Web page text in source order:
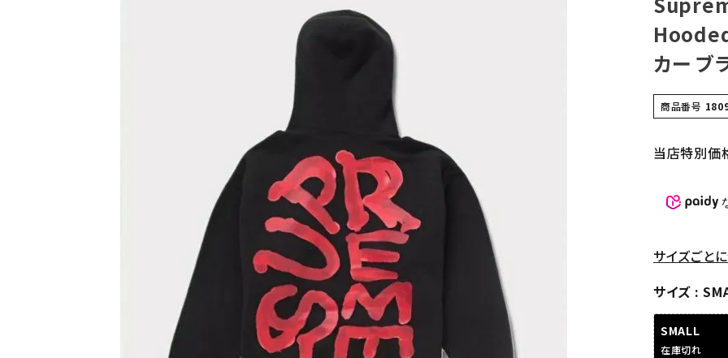
カー ブ
商品番号
当店特別価
サイズごと
サイズ
SMALL
在庫切れ